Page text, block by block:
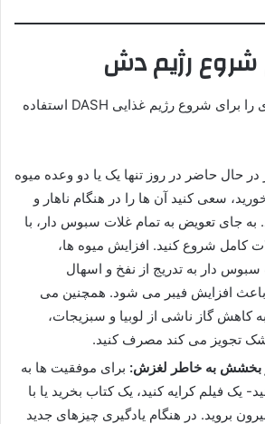
رژیم دش
سعی کنید این استراتژی را برای شروع رژیم غذایی DASH استفاده
در حال حاضر در روز تنها یک یا دو وعده میوه
سعی کنید آن ها را در هنگام ناهار و
جای تعویض به تمام غلات سبوس دار، با
کامل شروع کنید. افزایش میوه ها،
دار به تدریج از نفخ و اسهال
افزایش فیبر می شود. همچنین می
کاهش گاز ناشی از لوبیا و سبزیجات،
تجویز می کند مصرف کنید.
بخشش به خاطر لغزش: برای موفقیت ها به
یک فیلم کرایه کنید، یک کتاب بخرید یا با
بروید. در هنگام یادگیری چیزهای جدید